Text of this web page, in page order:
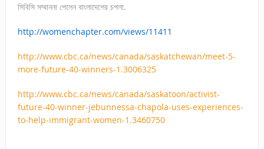
সিবিসি সম্মাননা পেলেন বাংলাদেশের চপলা.
http://womenchapter.com/views/11411
http://www.cbc.ca/news/canada/saskatchewan/meet-5-
more-future-40-winners-1.3006325
http://www.cbc.ca/news/canada/saskatoon/activist-
future-40-winner-jebunnessa-chapola-uses-experiences-
to-help-immigrant-women-1.3460750